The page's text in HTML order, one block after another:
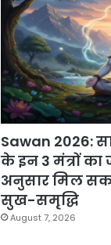
Sawan 2026:
के इन 3 मंत्रों का
अनुसार मिल
सुख-समृद्धि
August 7, 2026